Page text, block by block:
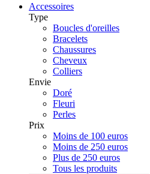
Accessoires
Type
Boucles d'oreilles
Bracelets
Chaussures
Cheveux
Colliers
Envie
Doré
Fleuri
Perles
Prix
Moins de 100 euros
Moins de 250 euros
Plus de 250 euros
Tous les produits